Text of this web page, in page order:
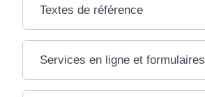
Textes de référence
Services en ligne et formulaires